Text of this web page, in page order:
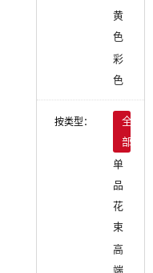
黄
色
彩
色
按类型：
全
部
单
品
花
束
高
端